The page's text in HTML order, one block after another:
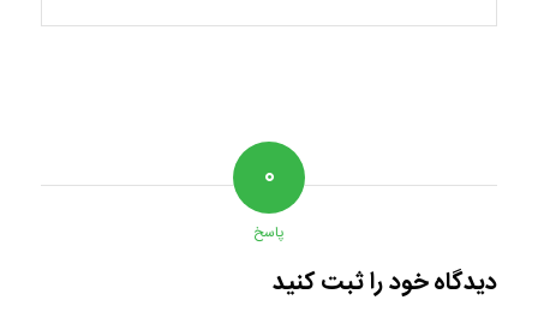
۰
پاسخ
دیدگاه خود را ثبت کنید